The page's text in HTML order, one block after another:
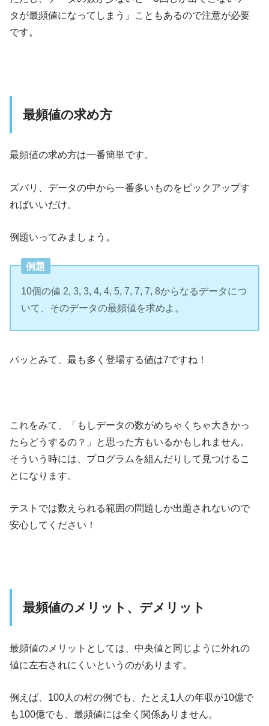
タが最頻値になってしまう」こともあるので注意が必要
です。
最頻値の求め方
最頻値の求め方は一番簡単です。
ズバリ、データの中から一番多いものをピックアップす
ればいいだけ。
例題いってみましょう。
例題
10個の値 2, 3, 3, 4, 4, 5, 7, 7, 7, 8からなるデータにつ
いて、そのデータの最頻値を求めよ。
パッとみて、最も多く登場する値は7ですね！
これをみて、「もしデータの数がめちゃくちゃ大きかっ
たらどうするの？」と思った方もいるかもしれません。
そういう時には、プログラムを組んだりして見つけるこ
とになります。
テストでは数えられる範囲の問題しか出題されないので
安心してください！
最頻値のメリット、デメリット
最頻値のメリットとしては、中央値と同じように外れの
値に左右されにくいというのがあります。
例えば、100人の村の例でも、たとえ1人の年収が10億で
も100億でも、最頻値には全く関係ありません。